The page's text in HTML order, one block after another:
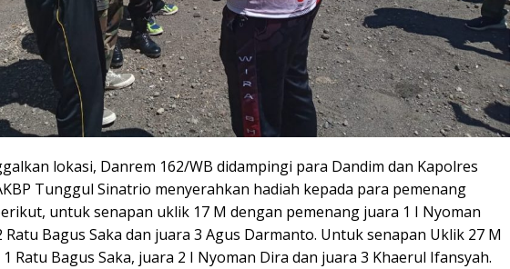
lokasi, Danrem 162/WB didampingi para Dandim dan Kapolres
Tunggul Sinatrio menyerahkan hadiah kepada para pemenang
untuk senapan uklik 17 M dengan pemenang juara 1 I Nyoman
Ratu Bagus Saka dan juara 3 Agus Darmanto. Untuk senapan Uklik 27 M
Ratu Bagus Saka, juara 2 I Nyoman Dira dan juara 3 Khaerul Ifansyah.